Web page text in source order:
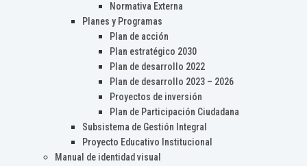
Normativa Externa
Planes y Programas
Plan de acción
Plan estratégico 2030
Plan de desarrollo 2022
Plan de desarrollo 2023 – 2026
Proyectos de inversión
Plan de Participación Ciudadana
Subsistema de Gestión Integral
Proyecto Educativo Institucional
Manual de identidad visual